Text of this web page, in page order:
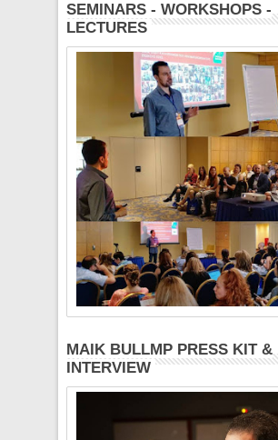
SEMINARS - WORKSHOPS -
LECTURES
MAIK BULLMP PRESS KIT &
INTERVIEW